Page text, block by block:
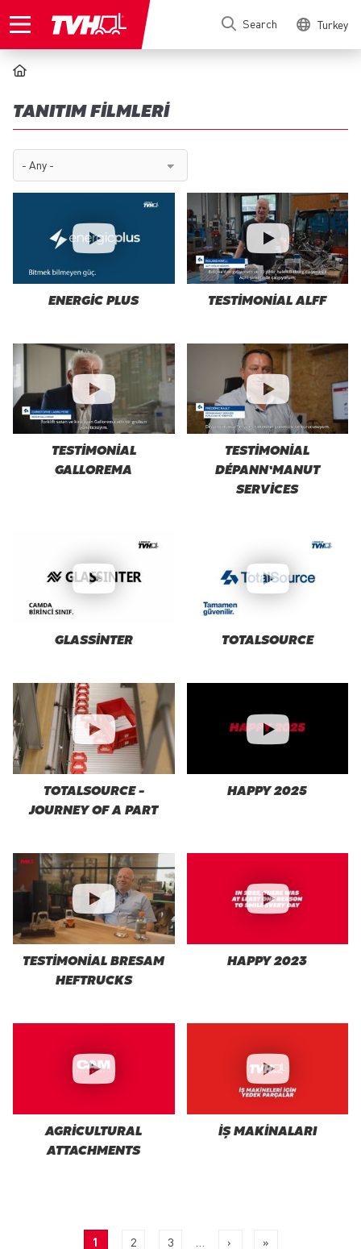
to
Search Turkey
TANITIM FILMLERI
ENERGIC PLUS TESTIMONIAL ALFF
TESTIMONIAL
GALLOREMA
TESTIMONIAL
DÉPANN’MANUT
SERVICES
GLASSINTER TOTALSOURCE
TOTALSOURCE -
JOURNEY OF A PART
HAPPY 2025
TESTIMONIAL BRESAM
HEFTRUCKS
HAPPY 2023
AGRICULTURAL
ATTACHMENTS
İŞ MAKINALARI
Current
1 Page
2 Page
3
Next
›
Last
»